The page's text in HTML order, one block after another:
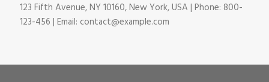
123 Fifth Avenue, NY 10160, New York, USA | Phone: 800-
123-456 | Email: contact@example.com